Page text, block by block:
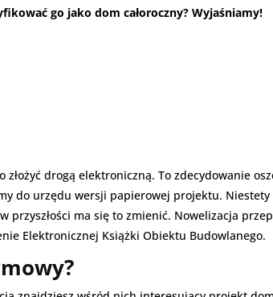
go jako dom całoroczny? Wyjaśniamy!
drogą elektroniczną. To zdecydowanie
do urzędu wersji papierowej projektu.
przyszłości ma się to zmienić. Nowelizacja
Elektronicznej Książki Obiektu Budowlanego.